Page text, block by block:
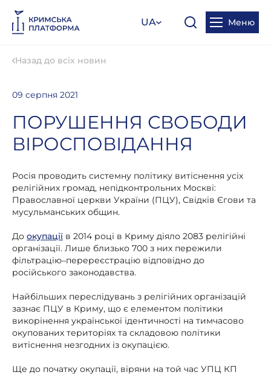
UA Меню
Назад до всіх новин
09 серпня 2021
ПОРУШЕННЯ СВОБОДИ
ВІРОСПОВІДАННЯ
Росія проводить системну політику витіснення усіх
релігійних громад, непідконтрольних Москві:
Православної церкви України (ПЦУ), Свідків Єгови та
мусульманських общин.
До окупації в 2014 році в Криму діяло 2083 релігійні
організації. Лише близько 700 з них пережили
фільтрацію–перереєстрацію відповідно до
російського законодавства.
Найбільших переслідувань з релігійних організацій
зазнає ПЦУ в Криму, що є елементом політики
викорінення української ідентичності на тимчасово
окупованих територіях та складовою політики
витіснення незгодних із окупацією.
Ще до початку окупації, віряни на той час УПЦ КП